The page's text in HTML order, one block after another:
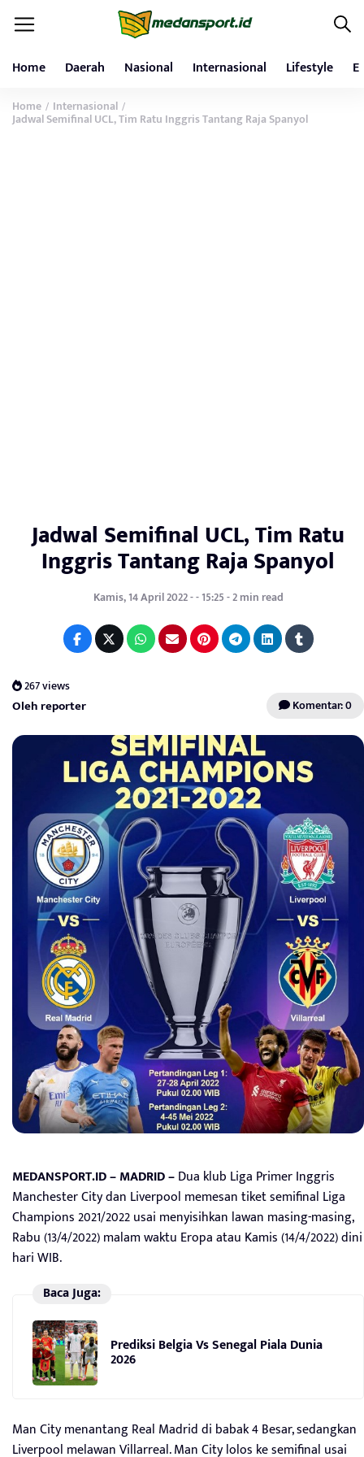
Home Daerah Nasional Internasional Lifestyle
Home / Internasional /
Jadwal Semifinal UCL, Tim Ratu Inggris Tantang Raja Spanyol
Jadwal Semifinal UCL, Tim Ratu
Inggris Tantang Raja Spanyol
Kamis, 14 April 2022 - - 15:25 - 2 min read
267 views
Oleh reporter Komentar: 0
MEDANSPORT.ID – MADRID –Dua klub Liga Primer Inggris
Manchester City dan Liverpool memesan tiket semifinal Liga
Champions 2021/2022 usai menyisihkan lawan masing-masing,
Rabu (13/4/2022) malam waktu Eropa atau Kamis (14/4/2022) dini
hari WIB.
Baca Juga:
Prediksi Belgia Vs Senegal Piala Dunia
2026
Man City menantang Real Madrid di babak 4 Besar, sedangkan
Liverpool melawan Villarreal. Man City lolos ke semifinal usai